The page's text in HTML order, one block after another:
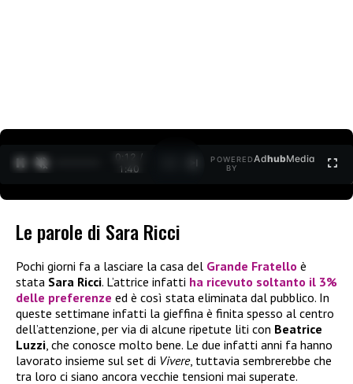
0:13 /
1:40
POWERED
BY
AdhubMedia
Le parole di Sara Ricci
Pochi giorni fa a lasciare la casa del Grande Fratello è
stata Sara Ricci. L’attrice infatti ha ricevuto soltanto il 3%
delle preferenze ed è così stata eliminata dal pubblico. In
queste settimane infatti la gieffina è finita spesso al centro
dell’attenzione, per via di alcune ripetute liti con Beatrice
Luzzi, che conosce molto bene. Le due infatti anni fa hanno
lavorato insieme sul set di Vivere, tuttavia sembrerebbe che
tra loro ci siano ancora vecchie tensioni mai superate.